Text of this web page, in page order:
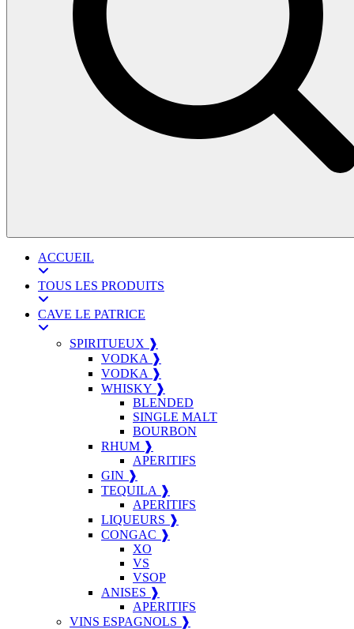
ACCUEIL
TOUS LES PRODUITS
CAVE LE PATRICE
SPIRITUEUX ❱
VODKA ❱
VODKA ❱
WHISKY ❱
BLENDED
SINGLE MALT
BOURBON
RHUM ❱
APERITIFS
GIN ❱
TEQUILA ❱
APERITIFS
LIQUEURS ❱
CONGAC ❱
XO
VS
VSOP
ANISES ❱
APERITIFS
VINS ESPAGNOLS ❱